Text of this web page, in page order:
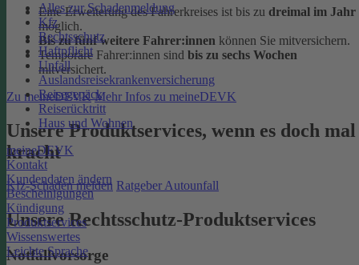
Alles zur Schadenmeldung
Kfz
Rechtsschutz
Haftpflicht
Unfall
Auslandsreisekrankenversicherung
Reisegepäck
Reiserücktritt
Haus und Wohnen
meineDEVK
Kontakt
Kundendaten ändern
Bescheinigungen
Kündigung
Produktservices
Wissenswertes
Leichte Sprache
Eine Erweiterung des Fahrerkreises ist bis zu dreimal im Jahr
möglich.
Bis zu fünf weitere Fahrer:innen können Sie mitversichern.
Temporäre Fahrer:innen sind bis zu sechs Wochen
mitversichert.
Zu meineDEVK Mehr Infos zu meineDEVK
Unsere Produktservices, wenn es doch mal
kracht
Kfz-Schaden melden Ratgeber Autounfall
Unsere Rechtsschutz-Produktservices
Notfallvorsorge